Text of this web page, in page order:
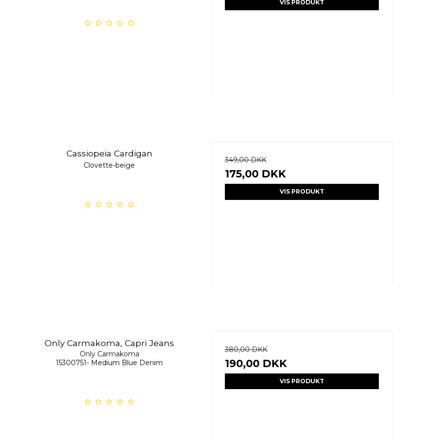
VIS PRODUKT
Cassiopeia Cardigan
Clovette-beige
349,00 DKK
175,00 DKK
VIS PRODUKT
Only Carmakoma, Capri Jeans
Only Carmakoma
15300751- Medium Blue Denim
380,00 DKK
190,00 DKK
VIS PRODUKT